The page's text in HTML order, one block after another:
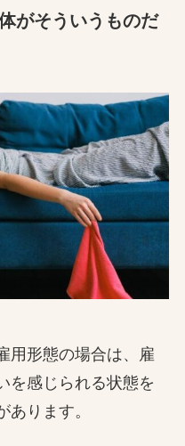
がそういうものだ
用形態の場合は、雇
を感じられる状態を
ります。